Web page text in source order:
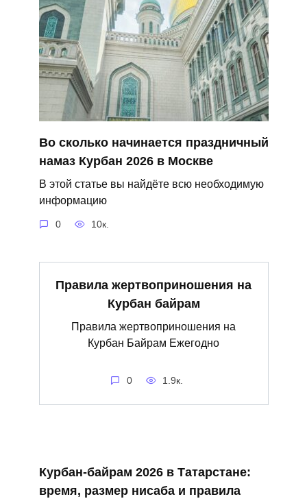
Во сколько начинается праздничный
намаз Курбан 2026 в Москве
В этой статье вы найдёте всю необходимую
информацию
0 10к.
Правила жертвоприношения на
Курбан байрам
Правила жертвоприношения на
Курбан Байрам Ежегодно
0 1.9к.
Курбан‑байрам 2026 в Татарстане:
время, размер нисаба и правила